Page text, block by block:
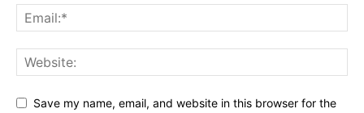
Save my name, email, and website in this browser for the